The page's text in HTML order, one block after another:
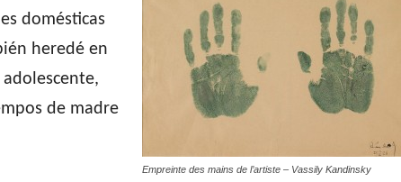
Empreinte des mains de l’artiste – Vassily Kandinsky
domésticas
heredé en
de madre